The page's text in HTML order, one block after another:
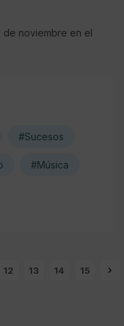
de noviembre en el
#Sucesos
#Música
12 13 14 15